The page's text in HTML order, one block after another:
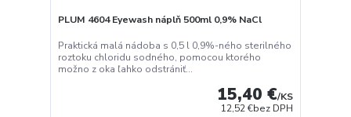
PLUM 4604 Eyewash náplň 500ml 0,9% NaCl
Praktická malá nádoba s 0,5 l 0,9%-ného sterilného
roztoku chloridu sodného, pomocou ktorého
možno z oka ľahko odstrániť...
15,40 €/KS
12,52 €bez DPH